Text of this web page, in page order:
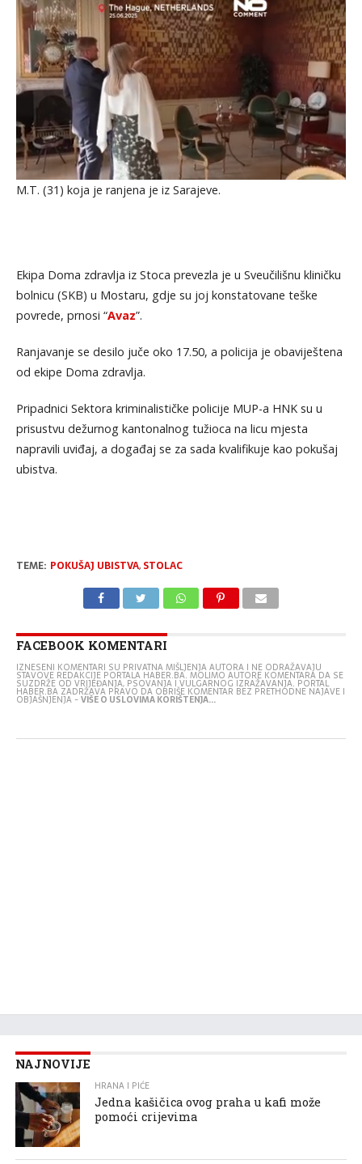
M.T. (31) koja je ranjena je iz Sarajeve.
Ekipa Doma zdravlja iz Stoca prevezla je u Sveučilišnu kliničku
bolnicu (SKB) u Mostaru, gdje su joj konstatovane teške
povrede, prnosi “Avaz”.
Ranjavanje se desilo juče oko 17.50, a policija je obaviještena
od ekipe Doma zdravlja.
Pripadnici Sektora kriminalističke policije MUP-a HNK su u
prisustvu dežurnog kantonalnog tužioca na licu mjesta
napravili uviđaj, a događaj se za sada kvalifikuje kao pokušaj
ubistva.
TEME: POKUŠAJ UBISTVA, STOLAC
FACEBOOK KOMENTARI
IZNESENI KOMENTARI SU PRIVATNA MIŠLJENJA AUTORA I NE ODRAŽAVAJU
STAVOVE REDAKCIJE PORTALA HABER.BA. MOLIMO AUTORE KOMENTARA DA SE
SUZDRŽE OD VRIJEĐANJA, PSOVANJA I VULGARNOG IZRAŽAVANJA. PORTAL
HABER.BA ZADRŽAVA PRAVO DA OBRIŠE KOMENTAR BEZ PRETHODNE NAJAVE I
OBJAŠNJENJA -VIŠE O USLOVIMA KORIŠTENJA...
NAJNOVIJE
HRANA I PIĆE
Jedna kašičica ovog praha u kafi može
pomoći crijevima